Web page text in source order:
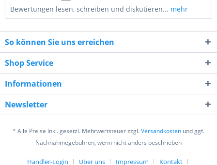
1 + 8 = ?
Ich habe dieDatenschutzerklärunggelesen,
Bewertungen lesen, schreiben und diskutieren... mehr
So können Sie uns erreichen
Shop Service
Informationen
Newsletter
* Alle Preise inkl. gesetzl. Mehrwertsteuer zzgl.Versandkosten und ggf.
Nachnahmegebühren, wenn nicht anders beschrieben
Händler-Login Über uns Impressum Kontakt